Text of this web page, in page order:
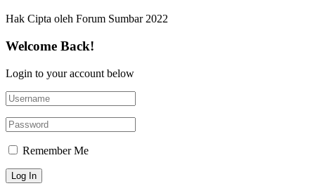
Hak Cipta oleh Forum Sumbar 2022
Welcome Back!
Login to your account below
Remember Me